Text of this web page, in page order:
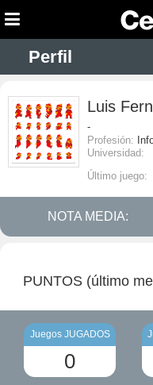
Perfil
Luis
-
Profesión:
Universidad:
Último juego:
NOTA MEDIA:
PUNTOS (último
Juegos JUGADOS
0